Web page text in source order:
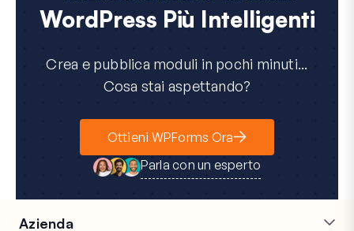
WordPress Più Intelligenti
Crea e pubblica moduli in pochi minuti...
Cosa stai aspettando?
Ottieni WPForms Ora
Parla con un esperto
Azienda